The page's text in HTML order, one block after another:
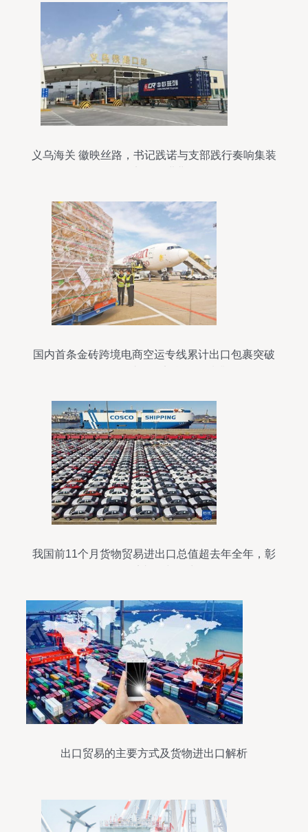
义乌海关 徽映丝路，书记践诺与支部践行奏响集装
国内首条金砖跨境电商空运专线累计出口包裹突破
我国前11个月货物贸易进出口总值超去年全年，彰
出口贸易的主要方式及货物进出口解析